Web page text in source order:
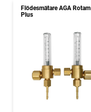
Flödesmätare AGA Rotam
Plus